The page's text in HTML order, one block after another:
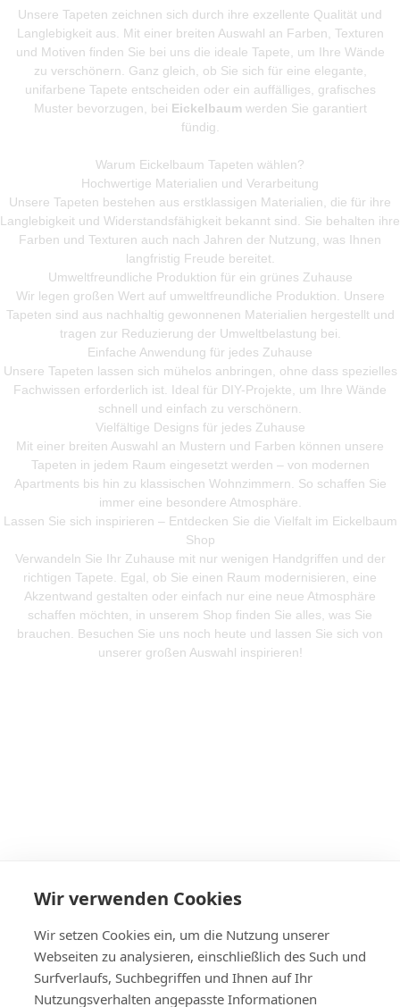
Wir verwenden Cookies
Wir setzen Cookies ein, um die Nutzung unserer
Webseiten zu analysieren, einschließlich des Such und
Surfverlaufs, Suchbegriffen und Ihnen auf Ihr
Nutzungsverhalten angepasste Informationen
Unsere Tapeten zeichnen sich durch ihre exzellente Qualität und
Langlebigkeit aus. Mit einer breiten Auswahl an Farben, Texturen
und Motiven finden Sie bei uns die ideale Tapete, um Ihre Wände
zu verschönern. Ganz gleich, ob Sie sich für eine elegante,
unifarbene Tapete entscheiden oder ein auffälliges, grafisches
Muster bevorzugen, bei Eickelbaum werden Sie garantiert
fündig.
Warum Eickelbaum Tapeten wählen?
Hochwertige Materialien und Verarbeitung
Unsere Tapeten bestehen aus erstklassigen Materialien, die für ihre
Langlebigkeit und Widerstandsfähigkeit bekannt sind. Sie behalten ihre
Farben und Texturen auch nach Jahren der Nutzung, was Ihnen
langfristig Freude bereitet.
Umweltfreundliche Produktion für ein grünes Zuhause
Wir legen großen Wert auf umweltfreundliche Produktion. Unsere
Tapeten sind aus nachhaltig gewonnenen Materialien hergestellt und
tragen zur Reduzierung der Umweltbelastung bei.
Einfache Anwendung für jedes Zuhause
Unsere Tapeten lassen sich mühelos anbringen, ohne dass spezielles
Fachwissen erforderlich ist. Ideal für DIY-Projekte, um Ihre Wände
schnell und einfach zu verschönern.
Vielfältige Designs für jedes Zuhause
Mit einer breiten Auswahl an Mustern und Farben können unsere
Tapeten in jedem Raum eingesetzt werden – von modernen
Apartments bis hin zu klassischen Wohnzimmern. So schaffen Sie
immer eine besondere Atmosphäre.
Lassen Sie sich inspirieren – Entdecken Sie die Vielfalt im Eickelbaum
Shop
Verwandeln Sie Ihr Zuhause mit nur wenigen Handgriffen und der
richtigen Tapete. Egal, ob Sie einen Raum modernisieren, eine
Akzentwand gestalten oder einfach nur eine neue Atmosphäre
schaffen möchten, in unserem Shop finden Sie alles, was Sie
brauchen. Besuchen Sie uns noch heute und lassen Sie sich von
unserer großen Auswahl inspirieren!